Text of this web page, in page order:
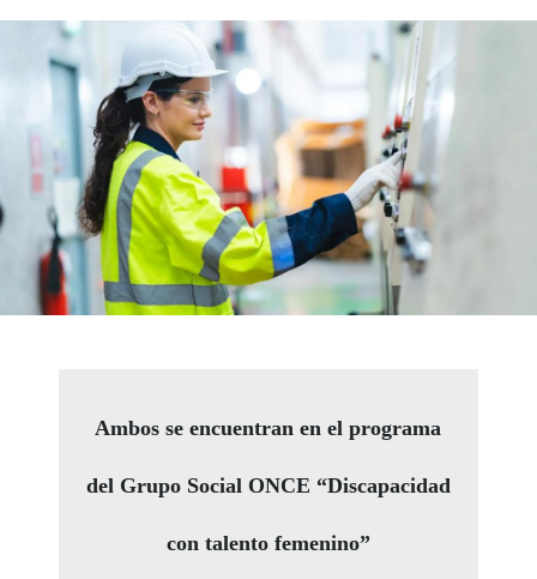
Ambos se encuentran en el programa
del Grupo Social ONCE “Discapacidad
con talento femenino”